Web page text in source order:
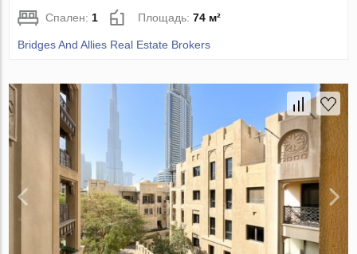
Спален: 1 Площадь:74 м²
Bridges And Allies Real Estate Brokers